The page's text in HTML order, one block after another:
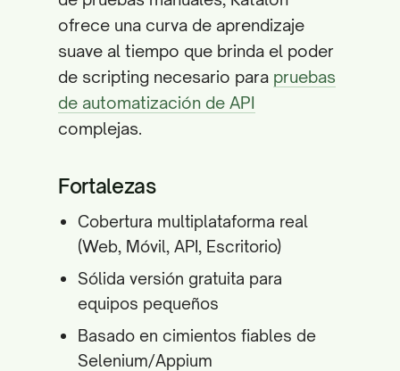
ofrece una curva de aprendizaje
suave al tiempo que brinda el poder
de scripting necesario para pruebas
de automatización de API
complejas.
Fortalezas
Cobertura multiplataforma real
(Web, Móvil, API, Escritorio)
Sólida versión gratuita para
equipos pequeños
Basado en cimientos fiables de
Selenium/Appium